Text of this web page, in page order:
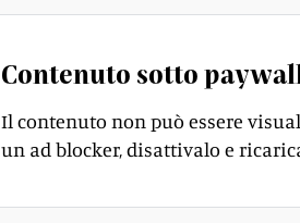
Contenuto sotto
Il contenuto non può essere
un ad blocker, disattivalo e